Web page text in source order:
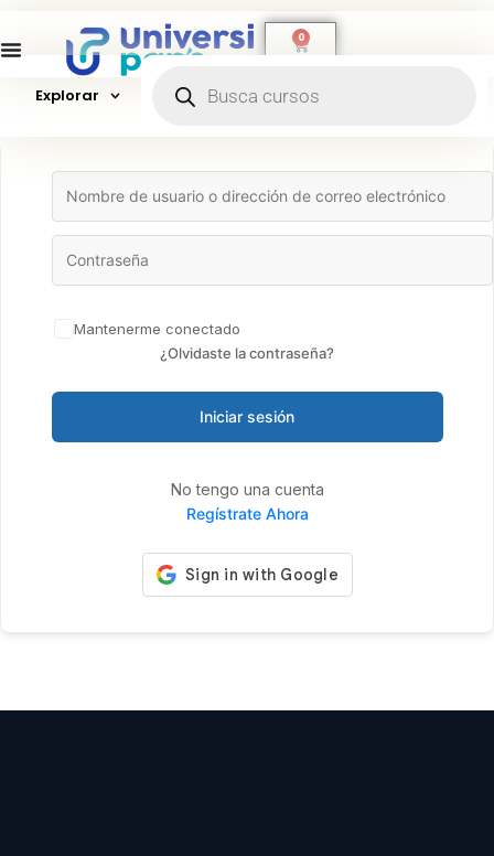
0
Explorar
Hola, ¡bienvenido de nuevo!
Mantenerme conectado
¿Olvidaste la contraseña?
Iniciar sesión
No tengo una cuenta
Regístrate Ahora